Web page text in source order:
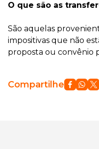
O que são as
São aquelas
impositivas que não
proposta ou convênio
Compartilhe